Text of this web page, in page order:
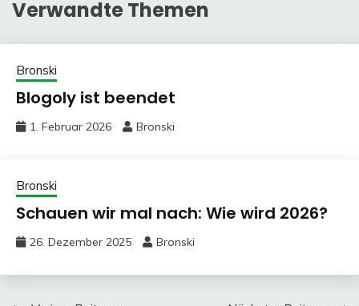
Verwandte Themen
Bronski
Blogoly ist beendet
1. Februar 2026 Bronski
Bronski
Schauen wir mal nach: Wie wird 2026?
26. Dezember 2025 Bronski